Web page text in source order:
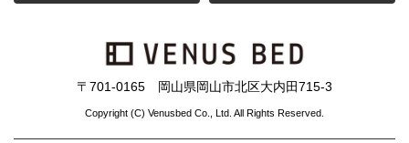
〒701-0165 岡山県岡山市北区大内田715-3
Copyright (C) Venusbed Co., Ltd. All Rights Reserved.